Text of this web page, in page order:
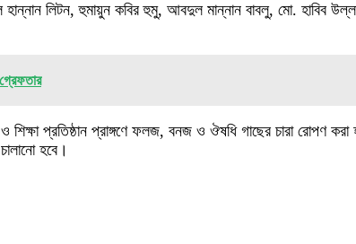
লিটন, হুমায়ুন কবির হুমু, আবদুল মান্নান বাবলু, মো. হাবিব
প্রতিষ্ঠান প্রাঙ্গণে ফলজ, বনজ ও ঔষধি গাছের চারা রোপণ
হবে।